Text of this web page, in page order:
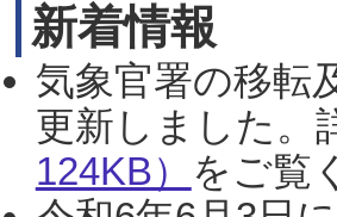
新着情報
気象官署の移転
更新しました。
124KB） をご覧